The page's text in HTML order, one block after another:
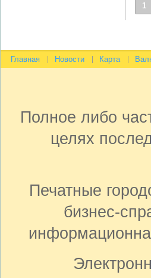
1
Главная Новости Карта
Полное либо
целях
Печатные
бизнес-